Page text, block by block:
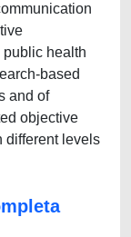
public health
based
and of
objective
different levels